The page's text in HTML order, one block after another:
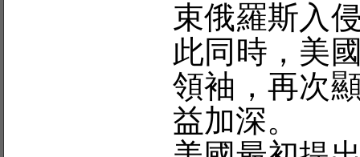
束俄羅斯入
此同時，美
領袖，再次
益加深。